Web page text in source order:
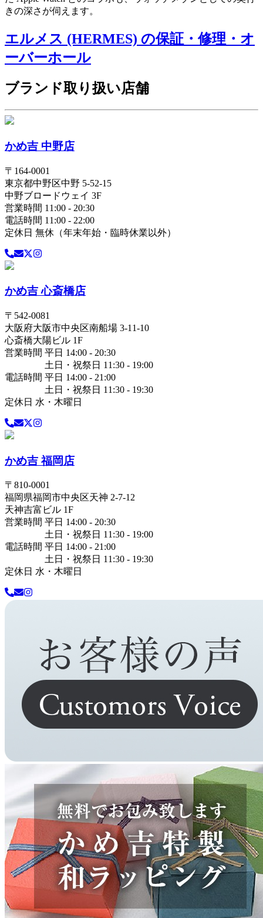
きの深さが伺えます。
エルメス (HERMES) の保証・修理・オ
ーバーホール
ブランド取り扱い店舗
かめ吉 中野店
〒 164-0001
東京都中野区中野 5-52-15
中野ブロードウェイ 3F
営業時間 11:00 - 20:30
電話時間 11:00 - 22:00
定休日 無休（年末年始・臨時休業以外）
かめ吉 心斎橋店
〒 542-0081
大阪府大阪市中央区南船場 3-11-10
心斎橋大陽ビル 1F
営業時間 平日 14:00 - 20:30
土日・祝祭日 11:30 - 19:00
電話時間 平日 14:00 - 21:00
土日・祝祭日 11:30 - 19:30
定休日 水・木曜日
かめ吉 福岡店
〒 810-0001
福岡県福岡市中央区天神 2-7-12
天神吉富ビル 1F
営業時間 平日 14:00 - 20:30
土日・祝祭日 11:30 - 19:00
電話時間 平日 14:00 - 21:00
土日・祝祭日 11:30 - 19:30
定休日 水・木曜日